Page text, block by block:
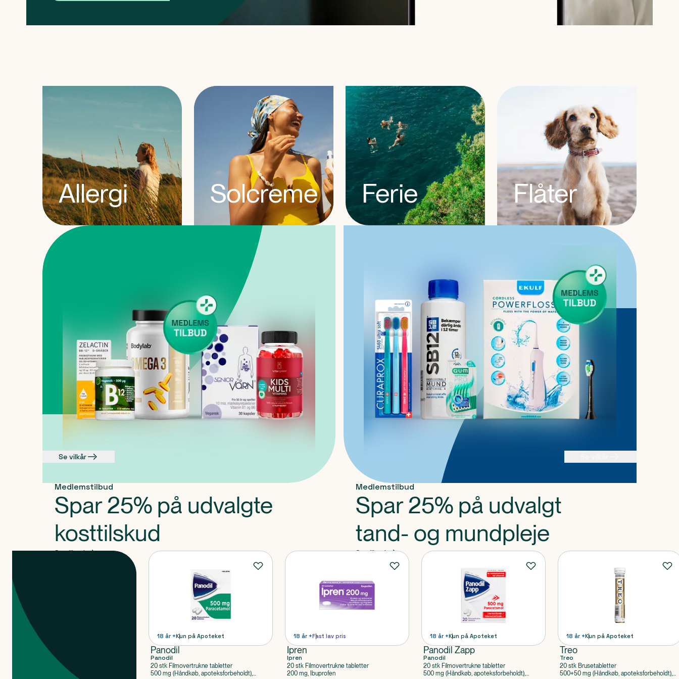
Allergi Solcreme Ferie Flåter
Se vilkår
Medlemstilbud
Spar 25% på udvalgte
kosttilskud
Se tilbud
Medlemstilbud
Spar 25% på udvalgt
tand- og mundpleje
Se tilbud
18 år +Kun på Apoteket
Panodil
Panodil
20 stk Filmovertrukne tabletter
500 mg (Håndkøb, apoteksforbeholdt),
18 år +Fast lav pris
Ipren
Ipren
20 stk Filmovertrukne tabletter
200 mg, Ibuprofen
18 år +Kun på Apoteket
Panodil Zapp
Panodil
20 stk Filmovertrukne tabletter
500 mg (Håndkøb, apoteksforbeholdt),
18 år +Kun på Apoteket
Treo
Treo
20 stk Brusetabletter
500+50 mg (Håndkøb, apoteksforbeholdt),